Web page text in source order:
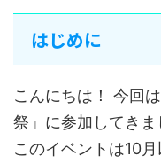
はじめに
こんにちは！ 今回
祭」に参加してきま
このイベントは10